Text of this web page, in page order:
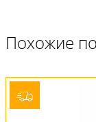
Похожие